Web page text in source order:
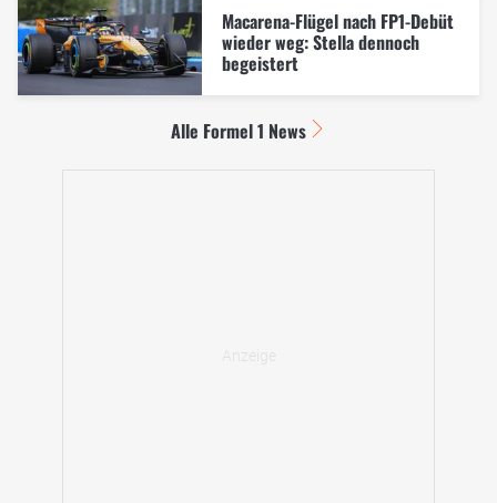
Macarena-Flügel nach FP1-Debüt
wieder weg: Stella dennoch
begeistert
Alle Formel 1 News